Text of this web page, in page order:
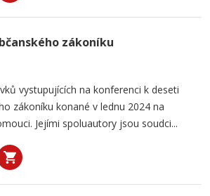
zákoníku
vystupujících na konferenci k deseti
zákoníku konané v lednu 2024 na
Jejími spoluautory jsou soudci...